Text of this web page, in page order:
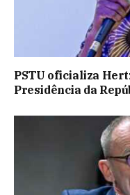
PSTU oficializa
Presidência da